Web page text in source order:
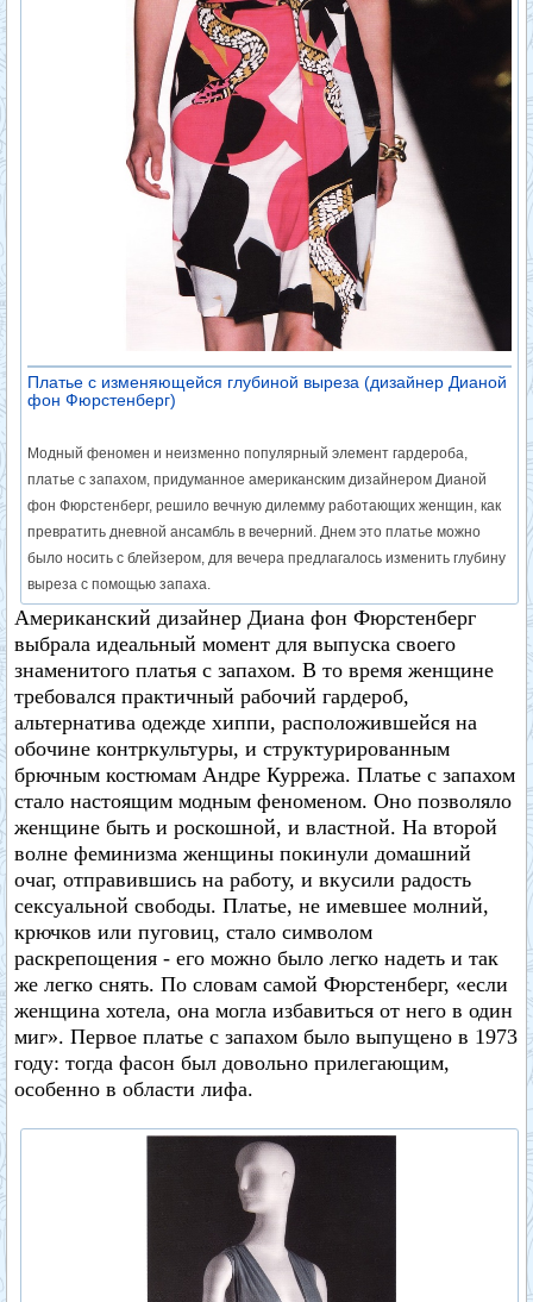
Платье с изменяющейся глубиной выреза (дизайнер Дианой
фон Фюрстенберг)
Модный феномен и неизменно популярный элемент гардероба,
платье с запахом, придуманное американским дизайнером Дианой
фон Фюрстенберг, решило вечную дилемму работающих женщин, как
превратить дневной ансамбль в вечерний. Днем это платье можно
было носить с блейзером, для вечера предлагалось изменить глубину
выреза с помощью запаха.
Американский дизайнер Диана фон Фюрстенберг
выбрала идеальный момент для выпуска своего
знаменитого платья с запахом. В то время женщине
требовался практичный рабочий гардероб,
альтернатива одежде хиппи, расположившейся на
обочине контркультуры, и структурированным
брючным костюмам Андре Куррежа. Платье с запахом
стало настоящим модным феноменом. Оно позволяло
женщине быть и роскошной, и властной. На второй
волне феминизма женщины покинули домашний
очаг, отправившись на работу, и вкусили радость
сексуальной свободы. Платье, не имевшее молний,
крючков или пуговиц, стало символом
раскрепощения - его можно было легко надеть и так
же легко снять. По словам самой Фюрстенберг, «если
женщина хотела, она могла избавиться от него в один
миг». Первое платье с запахом было выпущено в 1973
году: тогда фасон был довольно прилегающим,
особенно в области лифа.